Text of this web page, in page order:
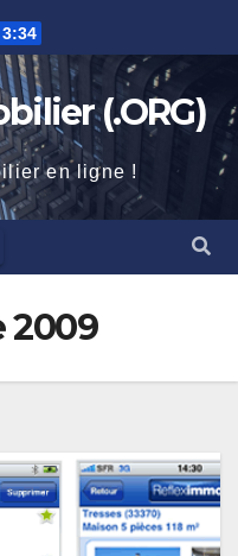
3:34
(.ORG)
en ligne !
2009